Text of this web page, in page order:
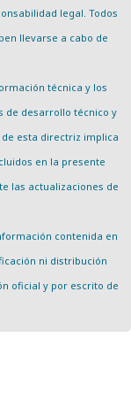
legal. Todos
llevarse a cabo de
técnica y los
de desarrollo técnico y
de esta directriz implica
en la presente
las actualizaciones de
contenida en
ni distribución
oficial y por escrito de